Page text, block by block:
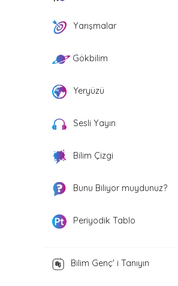
Yarışmalar
Gökbilim
Yeryüzü
Sesli Yayın
Bilim Çizgi
Bunu Biliyor muydunuz?
Periyodik Tablo
Bilim Genç' i Tanıyın